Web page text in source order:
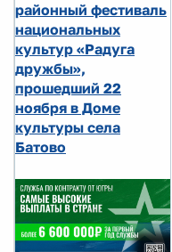
районный фестиваль
национальных
культур «Радуга
дружбы»,
прошедший 22
ноября в Доме
культуры села
Батово